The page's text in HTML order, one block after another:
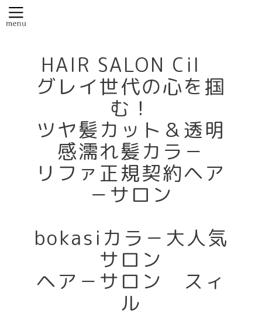
HAIR SALON Cil
グレイ世代の心を掴
む！
ツヤ髪カット＆透明
感濡れ髪カラ－
リファ正規契約ヘア
－サロン
bokasiカラ－大人気
サロン
ヘア－サロン スィ
ル